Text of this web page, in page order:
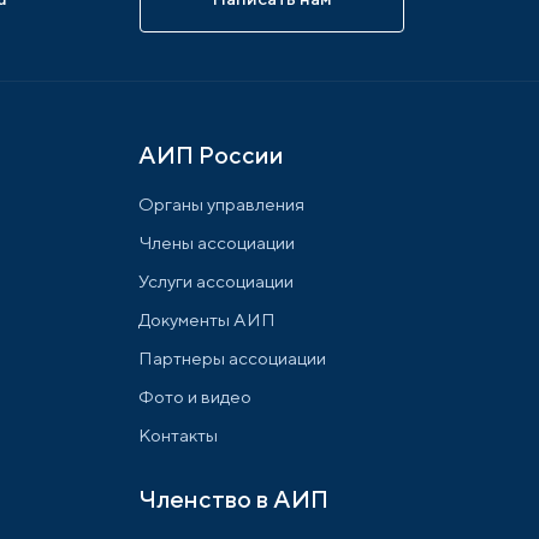
АИП России
Органы управления
Члены ассоциации
Услуги ассоциации
Документы АИП
Партнеры ассоциации
Фото и видео
Контакты
Членство в АИП